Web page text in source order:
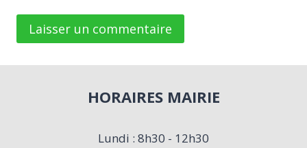
HORAIRES MAIRIE
Lundi : 8h30 - 12h30